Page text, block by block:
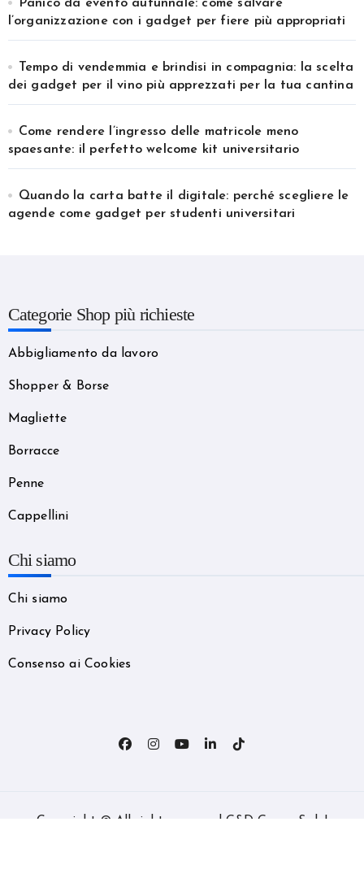
Panico da evento autunnale: come salvare
l’organizzazione con i gadget per fiere più appropriati
Tempo di vendemmia e brindisi in compagnia: la scelta
dei gadget per il vino più apprezzati per la tua cantina
Come rendere l’ingresso delle matricole meno
spaesante: il perfetto welcome kit universitario
Quando la carta batte il digitale: perché scegliere le
agende come gadget per studenti universitari
Categorie Shop più richieste
Abbigliamento da lavoro
Shopper & Borse
Magliette
Borracce
Penne
Cappellini
Chi siamo
Chi siamo
Privacy Policy
Consenso ai Cookies
Copyright © All rights reserved G&D Group S.r.l. |